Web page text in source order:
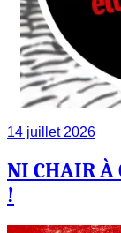
14 juillet 2026
NI CHAIR À
!